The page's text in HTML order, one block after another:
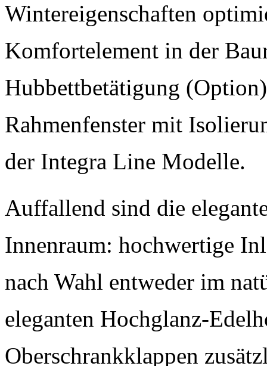
Wintereigenschaften
Komfortelement in der
Hubbettbetätigung
Rahmenfenster mit
der Integra Line Modelle.
Auffallend sind die
Innenraum: hochwertige
nach Wahl entweder im
eleganten Hochglanz-
Oberschrankklappen